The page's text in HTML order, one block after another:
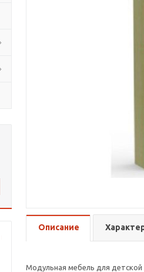
Описание
Модульная мебель для